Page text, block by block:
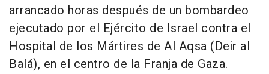
arrancado horas después de un bombardeo
ejecutado por el Ejército de Israel contra el
Hospital de los Mártires de Al Aqsa (Deir al
Balá), en el centro de la Franja de Gaza.